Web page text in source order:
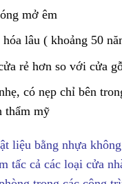
mở êm
lâu ( khoảng 50
rẻ hơn so với cửa
có nẹp chỉ bên
thẩm mỹ
liệu bằng nhựa
tấc cả các loại cửa